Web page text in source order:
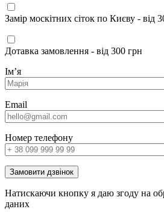
Замір москітних сіток по Києву - від
Дотавка замовлення - від 300 грн
Імʼя
Email
Номер телефону
Замовити дзвінок
Натискаючи кнопку я даю згоду на
даних